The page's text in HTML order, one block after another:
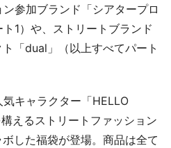
参加ブランド「シアタープロ
1）や、ストリートブランド
ト「dual」（以上すべてパート
キャラクター「HELLO
えるストリートファッション
した福袋が登場。商品は全て